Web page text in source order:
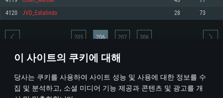
이 사이트의 쿠키에 대해
당사는 쿠키를 사용하여 사이트 성능 및 사용에 대한 정보를 수
집 및 분석하고, 소셜 미디어 기능 제공과 콘텐츠 및 광고를 개
570 혹은 그 이상
여유 저장 공간: 62.2 GB (전체 클라이언트)
네트워크: 브로드밴드 인터넷
여유 저장 공간: 62.2 GB (전체 클라이언트)
메모리: 16 GB
그래픽 카드: Vulkan 을 지원하고, 최신 그래픽 드라이버를 지원하는 NVIDIA
1060 (6개월 미만) 혹은 그와 동급의 성능을 가지며 최신 그래픽 드라이버를
지원하는 AMD RX 570 (6개월 미만; 최소사양 지원 해상도 720p) 이상
여유 저장 공간: 62.2 GB (전체 클라이언트)
4120 JVD_Estalindo 28 73
* 순위표는 매일 1회 갱신됩니다
205 206 207 306